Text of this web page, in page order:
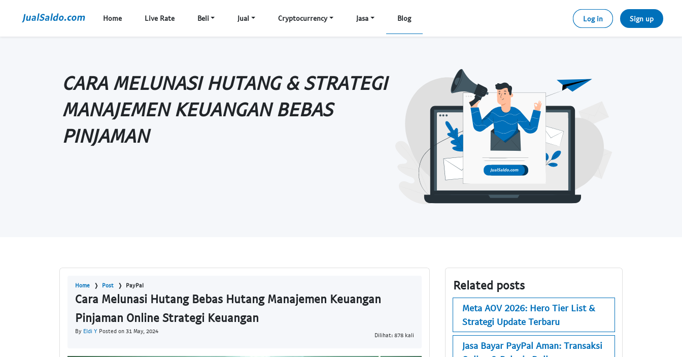
Home Live Rate Beli Jual Cryptocurrency Jasa Blog Log in Sign up
CARA MELUNASI HUTANG & STRATEGI
MANAJEMEN KEUANGAN BEBAS
PINJAMAN
Home Post PayPal
Cara Melunasi Hutang Bebas Hutang Manajemen Keuangan
Pinjaman Online Strategi Keuangan
By Eldi Y Posted on 31 May, 2024
Dilihat: 878 kali
Related posts
Meta AOV 2026: Hero Tier List &
Strategi Update Terbaru
Jasa Bayar PayPal Aman: Transaksi